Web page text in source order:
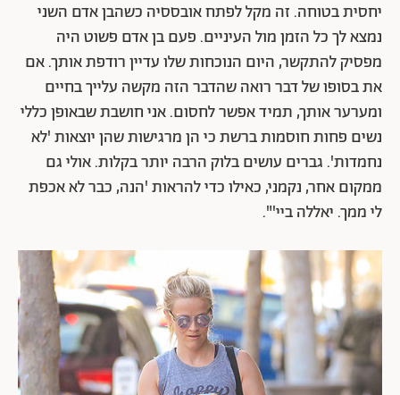
יחסית בטוחה. זה מקל לפתח אובססיה כשהבן אדם השני
נמצא לך כל הזמן מול העיניים. פעם בן אדם פשוט היה
מפסיק להתקשר, היום הנוכחות שלו עדיין רודפת אותך. אם
את בסופו של דבר רואה שהדבר הזה מקשה עלייך בחיים
ומערער אותך, תמיד אפשר לחסום. אני חושבת שבאופן כללי
נשים פחות חוסמות ברשת כי הן מרגישות שהן יוצאות 'לא
נחמדות'. גברים עושים בלוק הרבה יותר בקלות. אולי גם
ממקום אחר, נקמני, כאילו כדי להראות 'הנה, כבר לא אכפת
לי ממך. יאללה ביי'".